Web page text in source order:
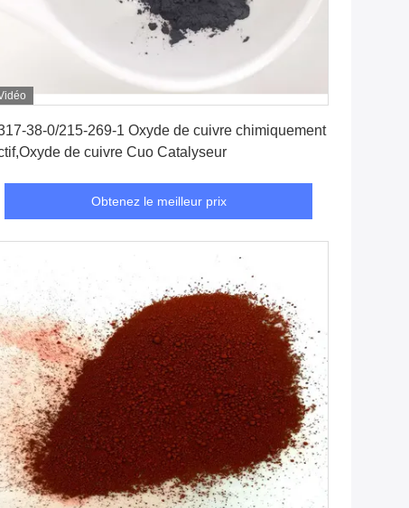
38-0/215-269-1 Oxyde de cuivre chimiquement
de cuivre Cuo Catalyseur
Obtenez le meilleur prix